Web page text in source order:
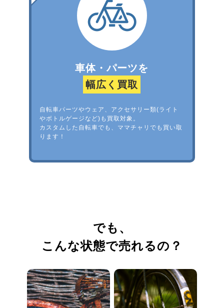
車体・パーツを
幅広く買取
自転車パーツやウェア、アクセサリー類(ライト
やボトルゲージなど)も買取対象。
カスタムした自転車でも、ママチャリでも買い取
ります！
でも、
こんな状態で売れるの？